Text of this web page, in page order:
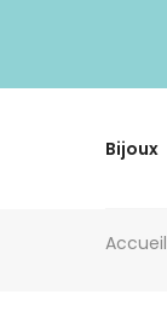
Bijoux
Accueil